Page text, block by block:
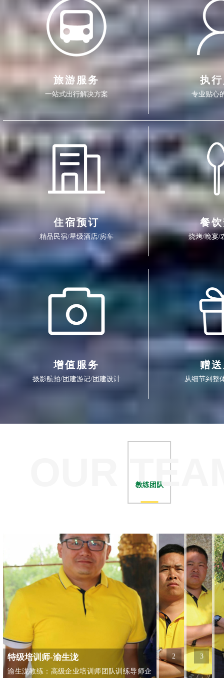
旅游服务 执
住宿预订
精品民宿/星级酒店/房车
餐
增值服务
摄影航拍/团建游记/团建设计
赠
教练团队
OUR
特级培训师-渝生泷
渝生泷教练：高级企业培训师团队训练导师企
2 3